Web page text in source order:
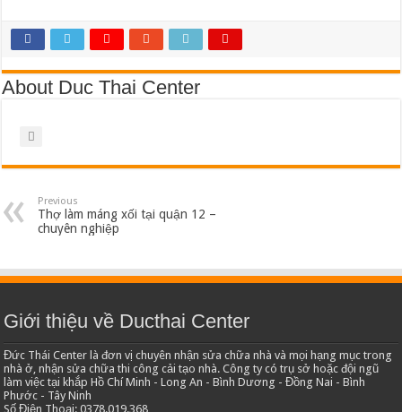
About Duc Thai Center
Previous
Thợ làm máng xối tại quận 12 –
chuyên nghiệp
Giới thiệu về Ducthai Center
Đức Thái Center là đơn vị chuyên nhận sửa chữa nhà và mọi hạng mục trong
nhà ở, nhận sửa chữa thi công cải tạo nhà. Công ty có trụ sở hoặc đội ngũ
làm việc tại khắp Hồ Chí Minh - Long An - Bình Dương - Đồng Nai - Bình
Phước - Tây Ninh
Số Điện Thoại: 0378.019.368